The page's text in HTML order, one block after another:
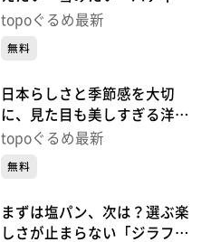
リーネージュ」（若林区荒
topoぐるめ最新
無料
日本らしさと季節感を大切
に、見た目も美しすぎる洋菓
子「九二四四」（青葉区二日
topoぐるめ最新
無料
まずは塩パン、次は？選ぶ楽
しさが止まらない「ジラフ